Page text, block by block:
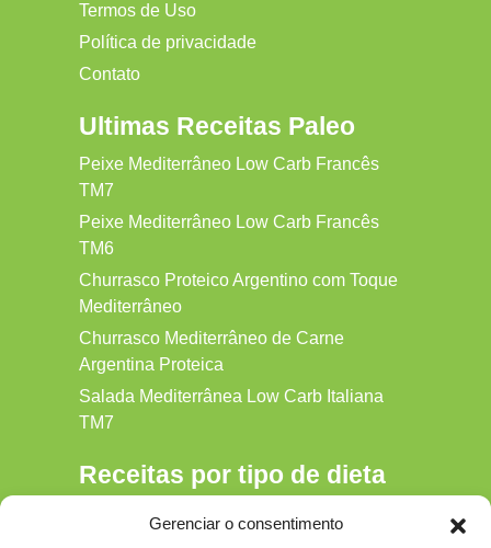
Gerenciar o consentimento
Termos de Uso
Política de privacidade
Contato
Ultimas Receitas Paleo
Peixe Mediterrâneo Low Carb Francês
TM7
Peixe Mediterrâneo Low Carb Francês
TM6
Churrasco Proteico Argentino com Toque
Mediterrâneo
Churrasco Mediterrâneo de Carne
Argentina Proteica
Salada Mediterrânea Low Carb Italiana
TM7
Receitas por tipo de dieta